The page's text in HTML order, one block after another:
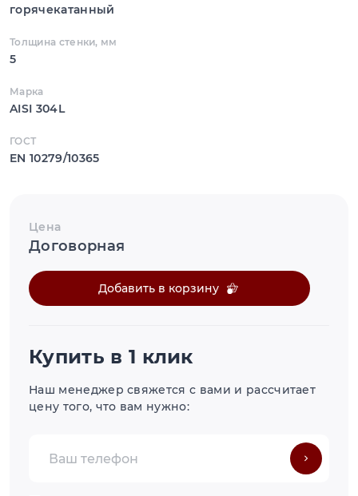
горячекатанный
Толщина стенки, мм
5
Марка
AISI 304L
ГОСТ
EN 10279/10365
Цена
Договорная
Добавить в корзину
Купить в 1 клик
Наш менеджер свяжется с вами и рассчитает
цену того, что вам нужно: